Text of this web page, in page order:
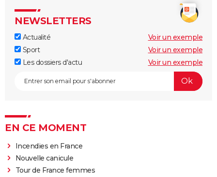
NEWSLETTERS
Actualité
Voir un exemple
Sport
Voir un exemple
Les dossiers d'actu
Voir un exemple
EN CE MOMENT
Incendies en France
Nouvelle canicule
Tour de France femmes